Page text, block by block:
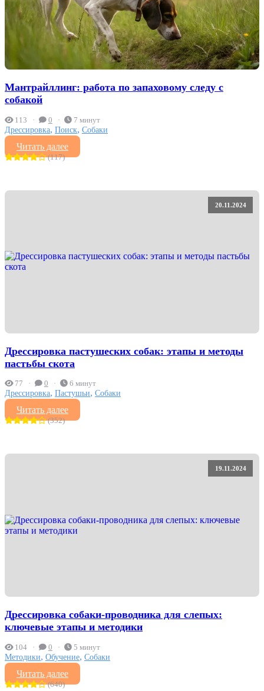
Мантрайллинг: работа по запаховому следу с
собакой
113 0 7 минут
Дрессировка, Поиск, Собаки
Читать далее
(117)
20.11.2024
Дрессировка пастушеских собак: этапы и методы
пастьбы скота
77 0 6 минут
Дрессировка, Пастушьи, Собаки
Читать далее
(352)
19.11.2024
Дрессировка собаки-проводника для слепых:
ключевые этапы и методики
104 0 5 минут
Методики, Обучение, Собаки
Читать далее
(640)